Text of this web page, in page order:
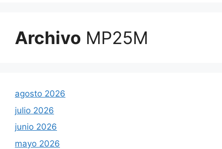
Archivo MP25M
agosto 2026
julio 2026
junio 2026
mayo 2026